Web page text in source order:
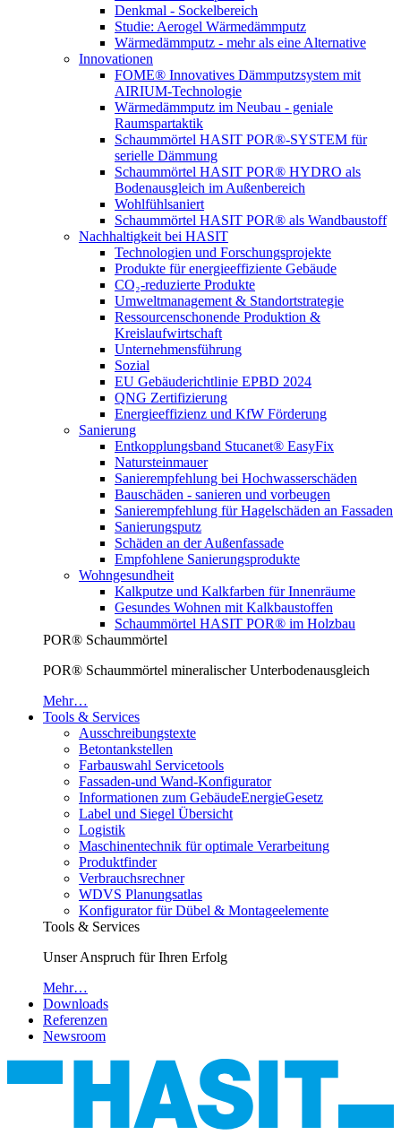
Denkmal - Sockelbereich
Studie: Aerogel Wärmedämmputz
Wärmedämmputz - mehr als eine Alternative
Innovationen
FOME® Innovatives Dämmputzsystem mit
AIRIUM-Technologie
Wärmedämmputz im Neubau - geniale
Raumspartaktik
Schaummörtel HASIT POR®-SYSTEM für
serielle Dämmung
Schaummörtel HASIT POR® HYDRO als
Bodenausgleich im Außenbereich
Wohlfühlsaniert
Schaummörtel HASIT POR® als Wandbaustoff
Nachhaltigkeit bei HASIT
Technologien und Forschungsprojekte
Produkte für energieeffiziente Gebäude
CO₂-reduzierte Produkte
Umweltmanagement & Standortstrategie
Ressourcenschonende Produktion &
Kreislaufwirtschaft
Unternehmensführung
Sozial
EU Gebäuderichtlinie EPBD 2024
QNG Zertifizierung
Energieeffizienz und KfW Förderung
Sanierung
Entkopplungsband Stucanet® EasyFix
Natursteinmauer
Sanierempfehlung bei Hochwasserschäden
Bauschäden - sanieren und vorbeugen
Sanierempfehlung für Hagelschäden an Fassaden
Sanierungsputz
Schäden an der Außenfassade
Empfohlene Sanierungsprodukte
Wohngesundheit
Kalkputze und Kalkfarben für Innenräume
Gesundes Wohnen mit Kalkbaustoffen
Schaummörtel HASIT POR® im Holzbau
POR® Schaummörtel
POR® Schaummörtel mineralischer Unterbodenausgleich
Mehr…
Tools & Services
Ausschreibungstexte
Betontankstellen
Farbauswahl Servicetools
Fassaden-und Wand-Konfigurator
Informationen zum GebäudeEnergieGesetz
Label und Siegel Übersicht
Logistik
Maschinentechnik für optimale Verarbeitung
Produktfinder
Verbrauchsrechner
WDVS Planungsatlas
Konfigurator für Dübel & Montageelemente
Tools & Services
Unser Anspruch für Ihren Erfolg
Mehr…
Downloads
Referenzen
Newsroom